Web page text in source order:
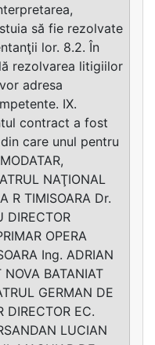
să fie rezolvate
lor. 8.2. În
rezolvarea litigiilor
adresa
IX.
contract a fost
care unul pentru
NAŢIONAL
R TIMISOARA Dr.
DIRECTOR
OPERA
Ing. ADRIAN
BATANIAT
GERMAN DE
DIRECTOR EC.
LUCIAN